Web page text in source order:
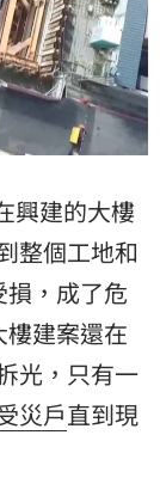
興建的大樓
整個工地和
，成了危
建案還在
光，只有一
災戶直到現